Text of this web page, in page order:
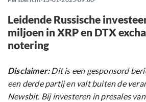
Leidende Russische
miljoen in XRP en DTX
notering
Disclaimer:Dit is een gesponsord
een derde partij en valt buiten de
Newsbit. Bij investeren in presales